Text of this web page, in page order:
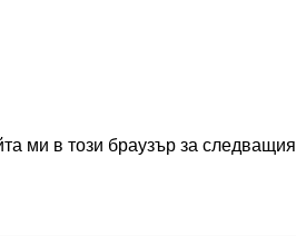
ми в този браузър за